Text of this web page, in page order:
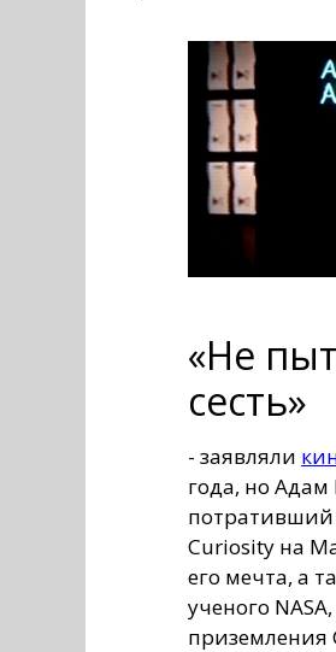
«Не
сесть»
- заявляли
года, но
потративший
Curiosity на
его мечта, а
ученого
приземления